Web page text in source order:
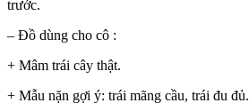
trước.
– Đồ dùng cho cô :
+ Mâm trái cây thật.
+ Mẫu nặn gợi ý: trái mãng cầu, trái đu đủ.